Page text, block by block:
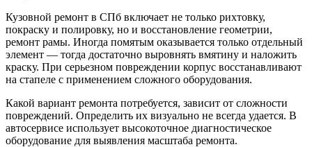
Кузовной ремонт в СПб включает не только рихтовку,
покраску и полировку, но и восстановление геометрии,
ремонт рамы. Иногда помятым оказывается только отдельный
элемент — тогда достаточно выровнять вмятину и наложить
краску. При серьезном повреждении корпус восстанавливают
на стапеле с применением сложного оборудования.
Какой вариант ремонта потребуется, зависит от сложности
повреждений. Определить их визуально не всегда удается. В
автосервисе использует высокоточное диагностическое
оборудование для выявления масштаба ремонта.